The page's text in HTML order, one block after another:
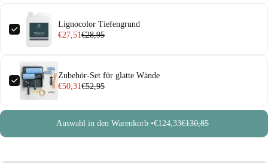
Lignocolor Tiefengrund
€27,51€28,95
Zubehör-Set für glatte Wände
€50,31€52,95
Auswahl in den Warenkorb •€124,33€130,85